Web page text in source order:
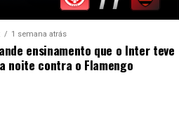
1 semana atrás
ensinamento que o Inter teve
noite contra o Flamengo